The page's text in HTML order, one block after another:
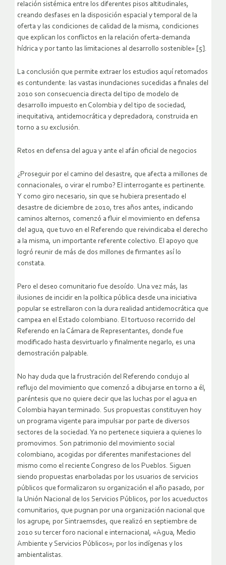
relación sistémica entre los diferentes pisos altitudinales,
creando desfases en la disposición espacial y temporal de la
oferta y las condiciones de calidad de la misma, condiciones
que explican los conflictos en la relación oferta-demanda
hídrica y por tanto las limitaciones al desarrollo sostenible» [5].
La conclusión que permite extraer los estudios aquí retomados
es contundente: las vastas inundaciones sucedidas a finales del
2010 son consecuencia directa del tipo de modelo de
desarrollo impuesto en Colombia y del tipo de sociedad,
inequitativa, antidemocrática y depredadora, construida en
torno a su exclusión.
Retos en defensa del agua y ante el afán oficial de negocios
¿Proseguir por el camino del desastre, que afecta a millones de
connacionales, o virar el rumbo? El interrogante es pertinente.
Y como giro necesario, sin que se hubiera presentado el
desastre de diciembre de 2010, tres años antes, indicando
caminos alternos, comenzó a fluir el movimiento en defensa
del agua, que tuvo en el Referendo que reivindicaba el derecho
a la misma, un importante referente colectivo. El apoyo que
logró reunir de más de dos millones de firmantes así lo
constata.
Pero el deseo comunitario fue desoído. Una vez más, las
ilusiones de incidir en la política pública desde una iniciativa
popular se estrellaron con la dura realidad antidemocrática que
campea en el Estado colombiano. El tortuoso recorrido del
Referendo en la Cámara de Representantes, donde fue
modificado hasta desvirtuarlo y finalmente negarlo, es una
demostración palpable.
No hay duda que la frustración del Referendo condujo al
reflujo del movimiento que comenzó a dibujarse en torno a él,
paréntesis que no quiere decir que las luchas por el agua en
Colombia hayan terminado. Sus propuestas constituyen hoy
un programa vigente para impulsar por parte de diversos
sectores de la sociedad. Ya no pertenece siquiera a quienes lo
promovimos. Son patrimonio del movimiento social
colombiano, acogidas por diferentes manifestaciones del
mismo como el reciente Congreso de los Pueblos. Siguen
siendo propuestas enarboladas por los usuarios de servicios
públicos que formalizaron su organización el año pasado, por
la Unión Nacional de los Servicios Públicos, por los acueductos
comunitarios, que pugnan por una organización nacional que
los agrupe; por Sintraemsdes, que realizó en septiembre de
2010 su tercer foro nacional e internacional, «Agua, Medio
Ambiente y Servicios Públicos»; por los indígenas y los
ambientalistas.